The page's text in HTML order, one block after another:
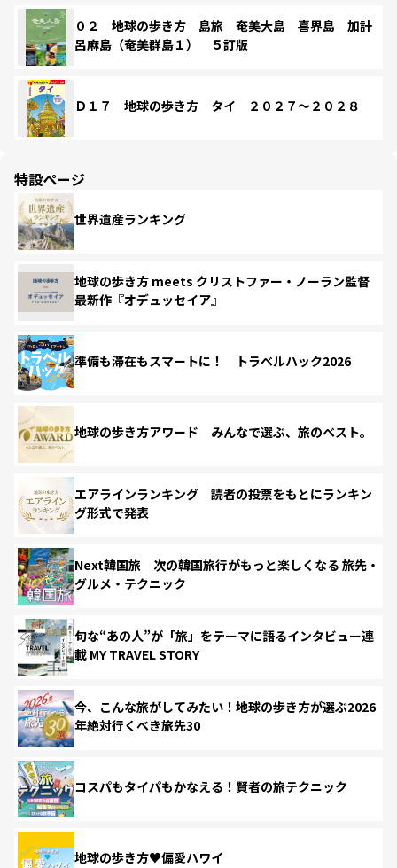
０２ 地球の歩き方 島旅 奄美大島 喜界島 加計
呂麻島（奄美群島１） ５訂版
Ｄ１７ 地球の歩き方 タイ ２０２７～２０２８
特設ページ
世界遺産ランキング
地球の歩き方 meets クリストファー・ノーラン監督
最新作『オデュッセイア』
準備も滞在もスマートに！ トラベルハック2026
地球の歩き方アワード みんなで選ぶ、旅のベスト。
エアラインランキング 読者の投票をもとにランキン
グ形式で発表
Next韓国旅 次の韓国旅行がもっと楽しくなる 旅先・
グルメ・テクニック
旬な“あの人”が「旅」をテーマに語るインタビュー連
載 MY TRAVEL STORY
今、こんな旅がしてみたい！地球の歩き方が選ぶ2026
年絶対行くべき旅先30
コスパもタイパもかなえる！賢者の旅テクニック
地球の歩き方♥偏愛ハワイ